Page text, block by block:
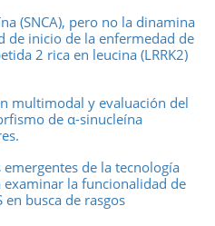
(SNCA), pero no la dinamina
de inicio de la enfermedad de
2 rica en leucina (LRRK2)
multimodal y evaluación del
de α-sinucleína
emergentes de la tecnología
la funcionalidad de
en busca de rasgos